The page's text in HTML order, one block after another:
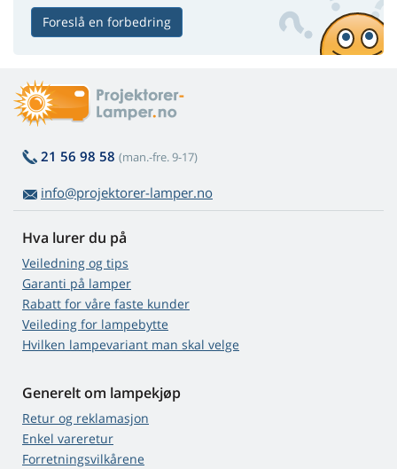
Foreslå en forbedring
21 56 98 58 (man.-fre. 9-17)
info@projektorer-lamper.no
Hva lurer du på
Veiledning og tips
Garanti på lamper
Rabatt for våre faste kunder
Veileding for lampebytte
Hvilken lampevariant man skal velge
Generelt om lampekjøp
Retur og reklamasjon
Enkel vareretur
Forretningsvilkårene